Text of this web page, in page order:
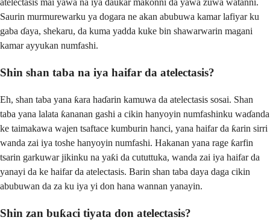
atelectasis mai yawa na iya ɗaukar makonni da yawa zuwa watanni.
Saurin murmurewarku ya dogara ne akan abubuwa kamar lafiyar ku
gaba ɗaya, shekaru, da kuma yadda kuke bin shawarwarin magani
kamar ayyukan numfashi.
Shin shan taba na iya haifar da atelectasis?
Eh, shan taba yana ƙara haɗarin kamuwa da atelectasis sosai. Shan
taba yana lalata ƙananan gashi a cikin hanyoyin numfashinku waɗanda
ke taimakawa wajen tsaftace kumburin hanci, yana haifar da ƙarin sirri
wanda zai iya toshe hanyoyin numfashi. Hakanan yana rage ƙarfin
tsarin garkuwar jikinku na yaƙi da cututtuka, wanda zai iya haifar da
yanayi da ke haifar da atelectasis. Barin shan taba daya daga cikin
abubuwan da za ku iya yi don hana wannan yanayin.
Shin zan buƙaci tiyata don atelectasis?